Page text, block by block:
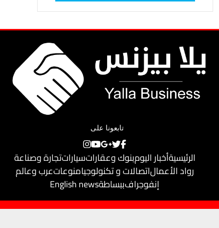
تابعونا على
الرئيسيةأخبار اليومبنوك وعقاراتسياراتتجارة وصناعة
رواد الأعمالاتصالات و تكنولوجيامنوعاتعرب وعالم
إنفوجرافببساطةEnglish news
حقوق النشر محفوظة لـيلا بيزنس© 2018